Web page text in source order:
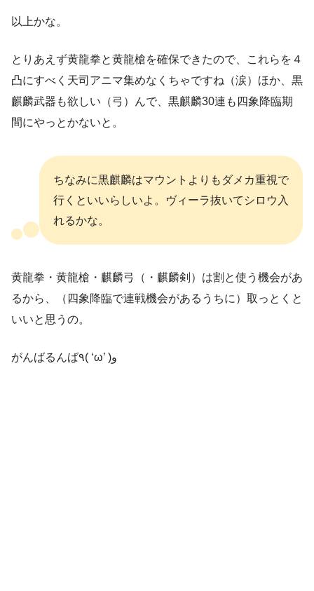
以上かな。
とりあえず黄龍拳と黄龍槍を確保できたので、これらを４
凸にすべく天司アニマ集めなくちゃですね（涙）ほか、黒
麒麟武器も欲しい（弓）んで、黒麒麟30連も四象降臨期
間にやっとかないと。
ちなみに黒麒麟はマウントよりもダメカ重視で
行くといいらしいよ。ヴィーラ抜いてシロウ入
れるかな。
黄龍拳・黄龍槍・麒麟弓（・麒麟剣）は割と使う機会があ
るから、（四象降臨で連戦機会があるうちに）取っとくと
いいと思うの。
がんばるんば٩( ‘ω’ )و